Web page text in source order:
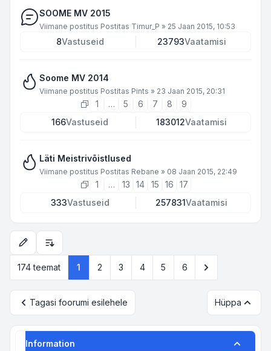
SOOME MV 2015
Viimane postitus Postitas Timur_P » 25 Jaan 2015, 10:53
8Vastuseid 23793Vaatamisi
Soome MV 2014
Viimane postitus Postitas Pints » 23 Jaan 2015, 20:31
1 … 5 6 7 8
9
166Vastuseid 183012Vaatamisi
Läti Meistrivõistlused
Viimane postitus Postitas Rebane » 08 Jaan 2015, 22:49
1 … 13 14 15 16
17
333Vastuseid 257831Vaatamisi
Kuvamise ja sorteerimise seaded
174 teemat
1 2 3 4 5 6
Tagasi foorumi esilehele Hüppa
Information